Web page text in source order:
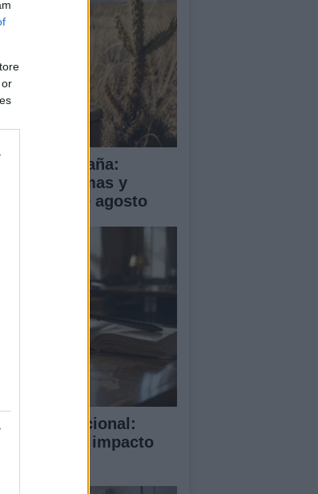
en España:
extremas y
el 2 de agosto
Internacional:
y su impacto